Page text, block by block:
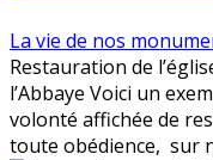
La vie de nos
Restauration de
l’Abbaye Voici un
volonté affichée de
toute obédience, sur